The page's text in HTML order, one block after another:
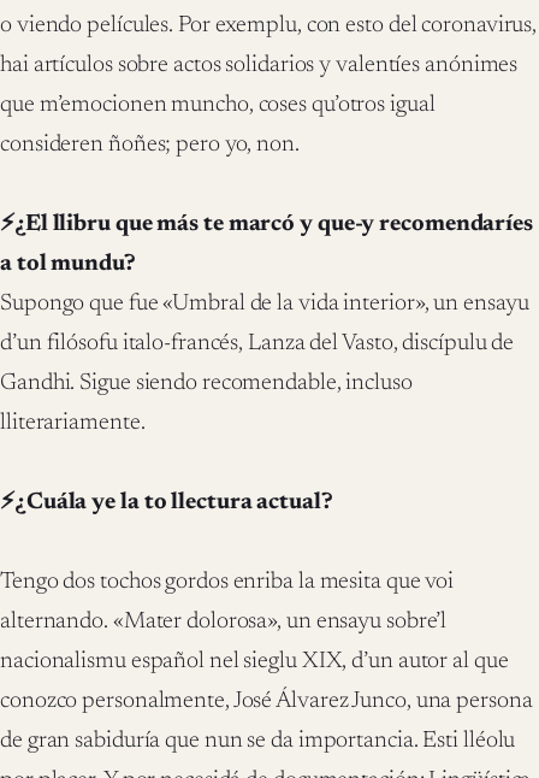
o viendo películes. Por exemplu, con esto del coronavirus,
hai artículos sobre actos solidarios y valentíes anónimes
que m’emocionen muncho, coses qu’otros igual
consideren ñoñes; pero yo, non.
⚡¿El llibru que más te marcó y que-y recomendaríes
a tol mundu?
Supongo que fue «Umbral de la vida interior», un ensayu
d’un filósofu italo-francés, Lanza del Vasto, discípulu de
Gandhi. Sigue siendo recomendable, incluso
lliterariamente.
⚡¿Cuála ye la to llectura actual?
Tengo dos tochos gordos enriba la mesita que voi
alternando. «Mater dolorosa», un ensayu sobre’l
nacionalismu español nel sieglu XIX, d’un autor al que
conozco personalmente, José Álvarez Junco, una persona
de gran sabiduría que nun se da importancia. Esti lléolu